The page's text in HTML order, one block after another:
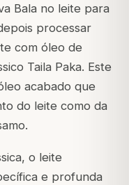
Bala no leite para
processar
com óleo de
Taila Paka. Este
acabado que
do leite como da
o leite
e profunda